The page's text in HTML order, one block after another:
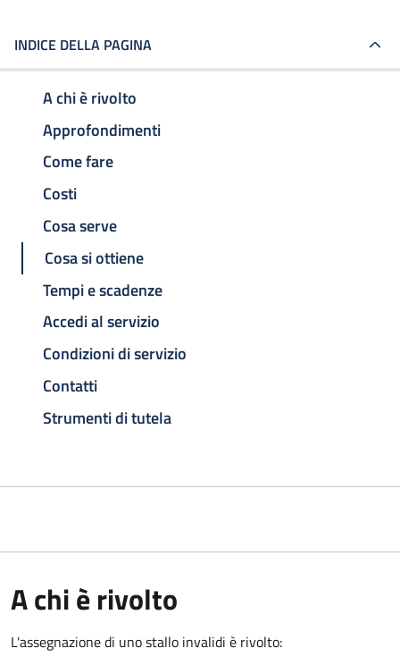
INDICE DELLA PAGINA
A chi è rivolto
Approfondimenti
Come fare
Costi
Cosa serve
Cosa si ottiene
Tempi e scadenze
Accedi al servizio
Condizioni di servizio
Contatti
Strumenti di tutela
A chi è rivolto
L'assegnazione di uno stallo invalidi è rivolto: